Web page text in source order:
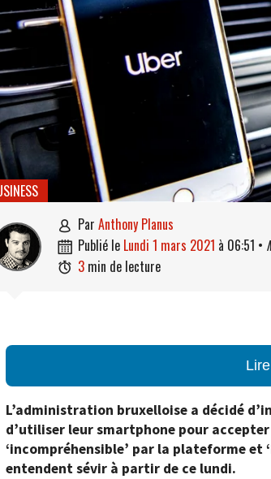
 par Anthony Planus
 publié le lundi 1 mars 2021 à 06:51 •
 3 min de lecture
L’administration bruxelloise a décidé
d’utiliser leur smartphone pour
‘incompréhensible’ par la plateforme
entendent sévir à partir de ce lundi.